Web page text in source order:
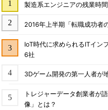
製造系エンジニアの残業時
2016年上半期「転職成功
IoT時代に求められるITイン
6社
3Dゲーム開発の第一人者が
トレジャーデータ創業者が
像」とは？